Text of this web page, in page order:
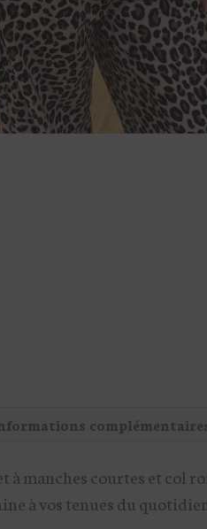
à manches courtes et col
à vos tenues du